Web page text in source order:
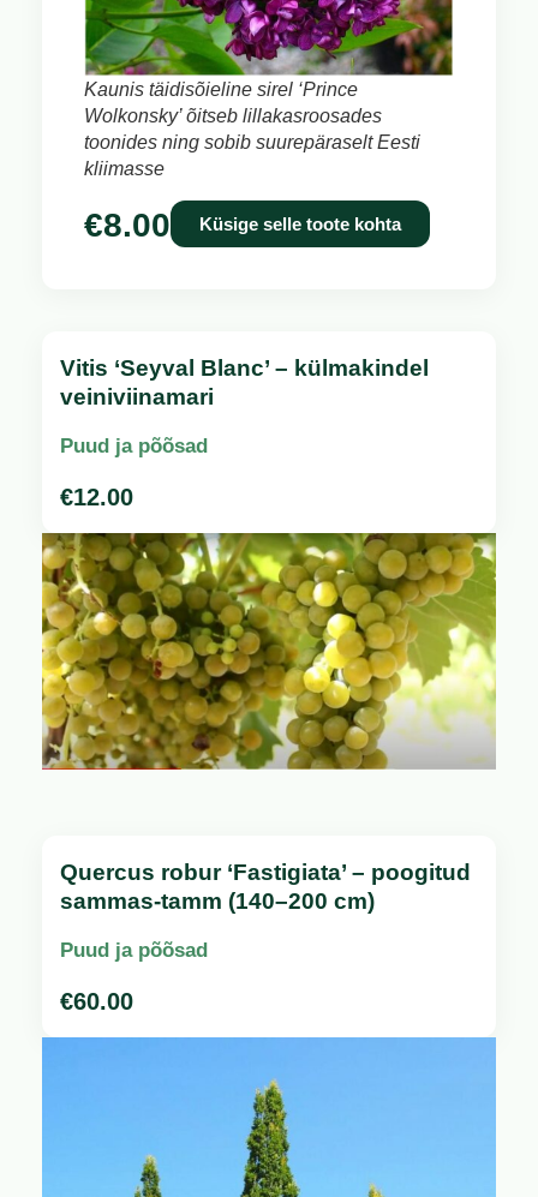
Kaunis täidisõieline sirel ‘Prince
Wolkonsky’ õitseb lillakasroosades
toonides ning sobib suurepäraselt Eesti
kliimasse
€8.00 Küsige selle toote kohta
Vitis ‘Seyval Blanc’ – külmakindel
veiniviinamari
Puud ja põõsad
€12.00
Quercus robur ‘Fastigiata’ – poogitud
sammas-tamm (140–200 cm)
Puud ja põõsad
€60.00